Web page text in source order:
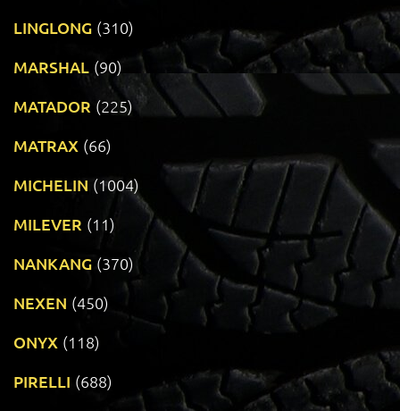
LINGLONG (310)
MARSHAL (90)
MATADOR (225)
MATRAX (66)
MICHELIN (1004)
MILEVER (11)
NANKANG (370)
NEXEN (450)
ONYX (118)
PIRELLI (688)